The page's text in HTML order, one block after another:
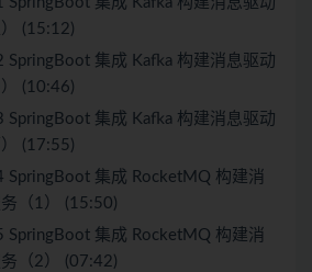
(15:12)
SpringBoot 集成 Kafka 构建消息驱动
(10:46)
SpringBoot 集成 Kafka 构建消息驱动
(17:55)
SpringBoot 集成 RocketMQ 构建消
（1） (15:50)
SpringBoot 集成 RocketMQ 构建消
（2） (07:42)